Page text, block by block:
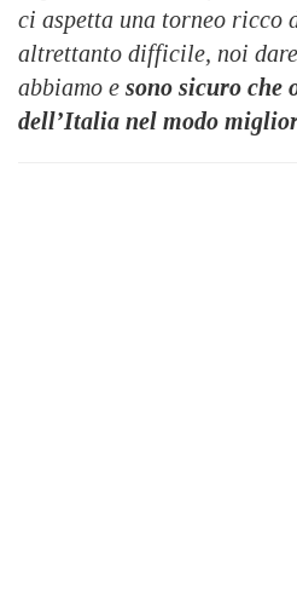
ci aspetta una torneo ricco
altrettanto difficile, noi
abbiamo e sono sicuro che
dell’Italia nel modo